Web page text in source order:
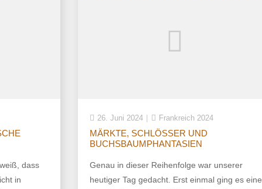
dass
in
26. Juni 2024 Frankreich 2024
MÄRKTE, SCHLÖSSER UND
BUCHSBAUMPHANTASIEN
Genau in dieser Reihenfolge war unserer
heutiger Tag gedacht. Erst einmal ging es eine